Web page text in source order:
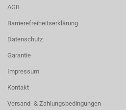
AGB
Barrierefreiheitserklärung
Datenschutz
Garantie
Impressum
Kontakt
Versand- & Zahlungsbedingungen